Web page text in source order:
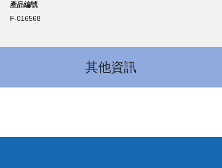
產品編號
F-016568
其他資訊